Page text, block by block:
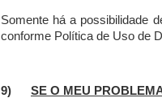
Somente há a possibilidade
conforme Política de Uso de
9) SE O MEU